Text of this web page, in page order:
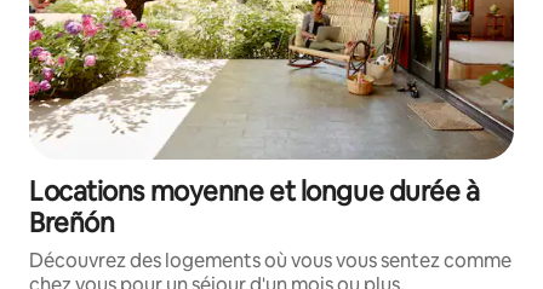
Locations moyenne et longue durée à
Breñón
Découvrez des logements où vous vous sentez comme